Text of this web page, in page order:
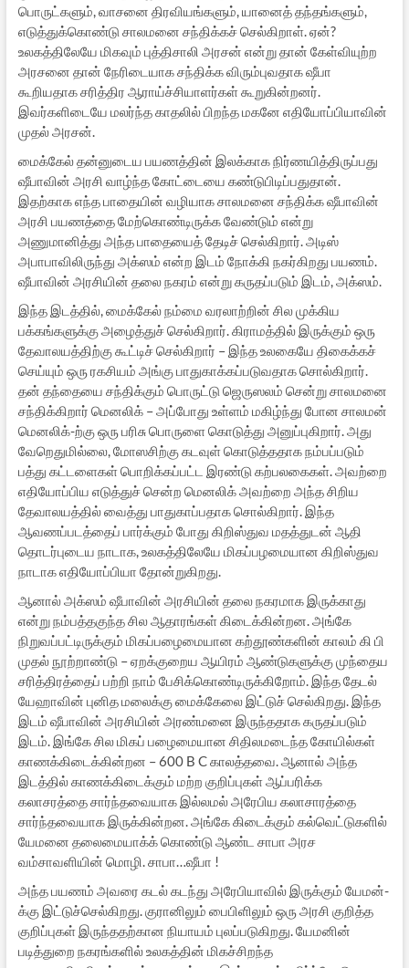
பொருட்களும், வாசனை திரவியங்களும், யானைத் தந்தங்களும்,
எடுத்துக்கொண்டு சாலமனை சந்திக்கச் செல்கிறாள். ஏன்?
உலகத்திலேயே மிகவும் புத்திசாலி அரசன் என்று தான் கேள்வியுற்ற
அரசனை தான் நேரிடையாக சந்திக்க விரும்புவதாக ஷீபா
கூறியதாக சரித்திர ஆராய்ச்சியாளர்கள் கூறுகின்றனர்.
இவர்களிடையே மலர்ந்த காதலில் பிறந்த மகனே எதியோப்பியாவின்
முதல் அரசன்.
மைக்கேல் தன்னுடைய பயணத்தின் இலக்காக நிர்ணயித்திருப்பது
ஷீபாவின் அரசி வாழ்ந்த கோட்டையை கண்டுபிடிப்பதுதான்.
இதற்காக எந்த பாதையின் வழியாக சாலமனை சந்திக்க ஷீபாவின்
அரசி பயணத்தை மேற்கொண்டிருக்க வேண்டும் என்று
அணுமானித்து அந்த பாதையைத் தேடிச் செல்கிறார். அடிஸ்
அபாபாவிலிருந்து அக்ஸம் என்ற இடம் நோக்கி நகர்கிறது பயணம்.
ஷீபாவின் அரசியின் தலை நகரம் என்று கருதப்படும் இடம், அக்ஸம்.
இந்த இடத்தில், மைக்கேல் நம்மை வரலாற்றின் சில முக்கிய
பக்கங்களுக்கு அழைத்துச் செல்கிறார். கிராமத்தில் இருக்கும் ஒரு
தேவாலயத்திற்கு கூட்டிச் செல்கிறார் – இந்த உலகையே திகைக்கச்
செய்யும் ஒரு ரகசியம் அங்கு பாதுகாக்கப்படுவதாக சொல்கிறார்.
தன் தந்தையை சந்திக்கும் பொருட்டு ஜெருஸலம் சென்று சாலமனை
சந்திக்கிறார் மெனலிக் – அப்போது உள்ளம் மகிழ்ந்து போன சாலமன்
மெனலிக்-ற்கு ஒரு பரிசு பொருளை கொடுத்து அனுப்புகிறார். அது
வேறெதுமில்லை, மோஸசிற்கு கடவுள் கொடுத்ததாக நம்பப்படும்
பத்து கட்டளைகள் பொறிக்கப்பட்ட இரண்டு கற்பலகைகள். அவற்றை
எதியோப்பிய எடுத்துச் சென்ற மெனலிக் அவற்றை அந்த சிறிய
தேவாலயத்தில் வைத்து பாதுகாப்பதாக சொல்கிறார். இந்த
ஆவணப்படத்தைப் பார்க்கும் போது கிறிஸ்துவ மதத்துடன் ஆதி
தொடர்புடைய நாடாக, உலகத்திலேயே மிகப்பழமையான கிறிஸ்துவ
நாடாக எதியோப்பியா தோன்றுகிறது.
ஆனால் அக்ஸம் ஷீபாவின் அரசியின் தலை நகரமாக இருக்காது
என்று நம்பத்தகுந்த சில ஆதாரங்கள் கிடைக்கின்றன. அங்கே
நிறுவப்பட்டிருக்கும் மிகப்பழைமையான கற்தூண்களின் காலம் கி பி
முதல் நூற்றாண்டு – ஏறக்குறைய ஆயிரம் ஆண்டுகளுக்கு முந்தைய
சரித்திரத்தைப் பற்றி நாம் பேசிக்கொண்டிருக்கிறோம். இந்த தேடல்
யேஹாவின் புனித மலைக்கு மைக்கேலை இட்டுச் செல்கிறது. இந்த
இடம் ஷீபாவின் அரசியின் அரண்மனை இருந்ததாக கருதப்படும்
இடம். இங்கே சில மிகப் பழைமையான சிதிலமடைந்த கோயில்கள்
காணக்கிடைக்கின்றன – 600 B C காலத்தவை. ஆனால் அந்த
இடத்தில் காணக்கிடைக்கும் மற்ற குறிப்புகள் ஆப்பரிக்க
கலாசரத்தை சார்ந்தவையாக இல்லமல் அரேபிய கலாசாரத்தை
சார்ந்தவையாக இருக்கின்றன. அங்கே கிடைக்கும் கல்வெட்டுகளில்
யேமனை தலைமையாக்க் கொண்டு ஆண்ட சாபா அரச
வம்சாவளியின் மொழி. சாபா…ஷீபா !
அந்த பயணம் அவரை கடல் கடந்து அரேபியாவில் இருக்கும் யேமன்-
க்கு இட்டுச்செல்கிறது. குரானிலும் பைபிளிலும் ஒரு அரசி குறித்த
குறிப்புகள் இருந்ததற்கான நியாயம் புலப்படுகிறது. யேமனின்
படித்துறை நகரங்களில் உலகத்தின் மிகச்சிறந்த